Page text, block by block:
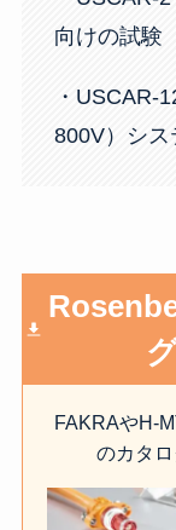
向けの試験
・USCAR-
800V）シ
FAKRAやH-
のカタ